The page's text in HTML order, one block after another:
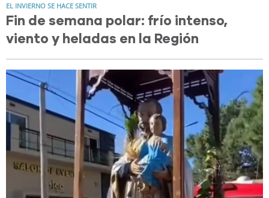
EL INVIERNO SE HACE SENTIR
Fin de semana polar: frío intenso,
viento y heladas en la Región